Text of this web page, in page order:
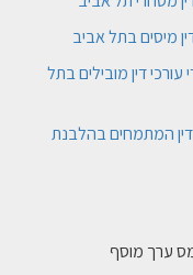
מיסים בתל אביב
עורכי דין מובילים בתל
דין המתמחים בהלבנת
ערך מוסף